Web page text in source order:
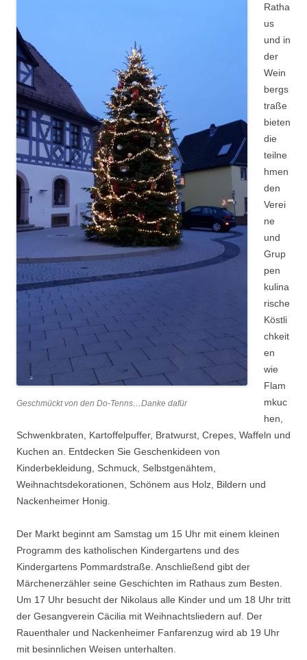
Geschmückt von den Do-Tenns…Danke dafür
Ratha
us
und in
der
Wein
bergs
traße
bieten
die
teilne
hmen
den
Verei
ne
und
Grup
pen
kulina
rische
Köstli
chkeit
en
wie
Flam
mkuc
hen,
Schwenkbraten, Kartoffelpuffer, Bratwurst, Crepes, Waffeln und
Kuchen an. Entdecken Sie Geschenkideen von
Kinderbekleidung, Schmuck, Selbstgenähtem,
Weihnachtsdekorationen, Schönem aus Holz, Bildern und
Nackenheimer Honig.
Der Markt beginnt am Samstag um 15 Uhr mit einem kleinen
Programm des katholischen Kindergartens und des
Kindergartens Pommardstraße. Anschließend gibt der
Märchenerzähler seine Geschichten im Rathaus zum Besten.
Um 17 Uhr besucht der Nikolaus alle Kinder und um 18 Uhr tritt
der Gesangverein Cäcilia mit Weihnachtsliedern auf. Der
Rauenthaler und Nackenheimer Fanfarenzug wird ab 19 Uhr
mit besinnlichen Weisen unterhalten.